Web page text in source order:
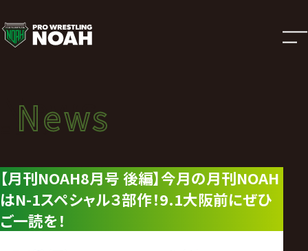
ニ
ュ
ー
ス
|
プ
News
ニュース
News
【月刊NOAH8月号 後編】今月の月刊NOAH
はN-1スペシャル３部作！9.1大阪前にぜひ
ご一読を！